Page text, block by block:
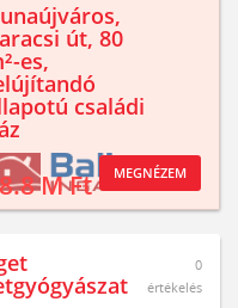
út, 80
es,
családi
M Ft MEGNÉZEM
0
értékelés